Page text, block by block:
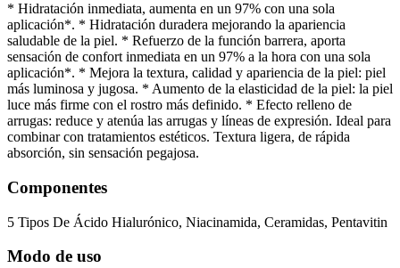
* Hidratación inmediata, aumenta en un 97% con una sola
aplicación*. * Hidratación duradera mejorando la apariencia
saludable de la piel. * Refuerzo de la función barrera, aporta
sensación de confort inmediata en un 97% a la hora con una sola
aplicación*. * Mejora la textura, calidad y apariencia de la piel: piel
más luminosa y jugosa. * Aumento de la elasticidad de la piel: la piel
luce más firme con el rostro más definido. * Efecto relleno de
arrugas: reduce y atenúa las arrugas y líneas de expresión. Ideal para
combinar con tratamientos estéticos. Textura ligera, de rápida
absorción, sin sensación pegajosa.
Componentes
5 Tipos De Ácido Hialurónico, Niacinamida, Ceramidas, Pentavitin
Modo de uso